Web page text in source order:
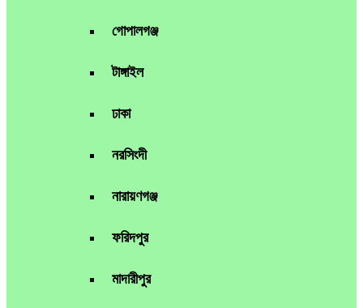
গোপালগঞ্জ
টাঙ্গাইল
ঢাকা
নরসিংদী
নারায়ণগঞ্জ
ফরিদপুর
মাদারীপুর